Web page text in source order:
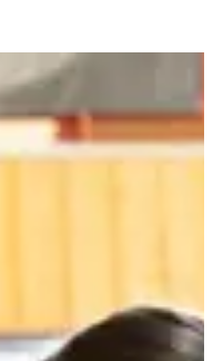
de l'Abbaye de Savigny
Savigny